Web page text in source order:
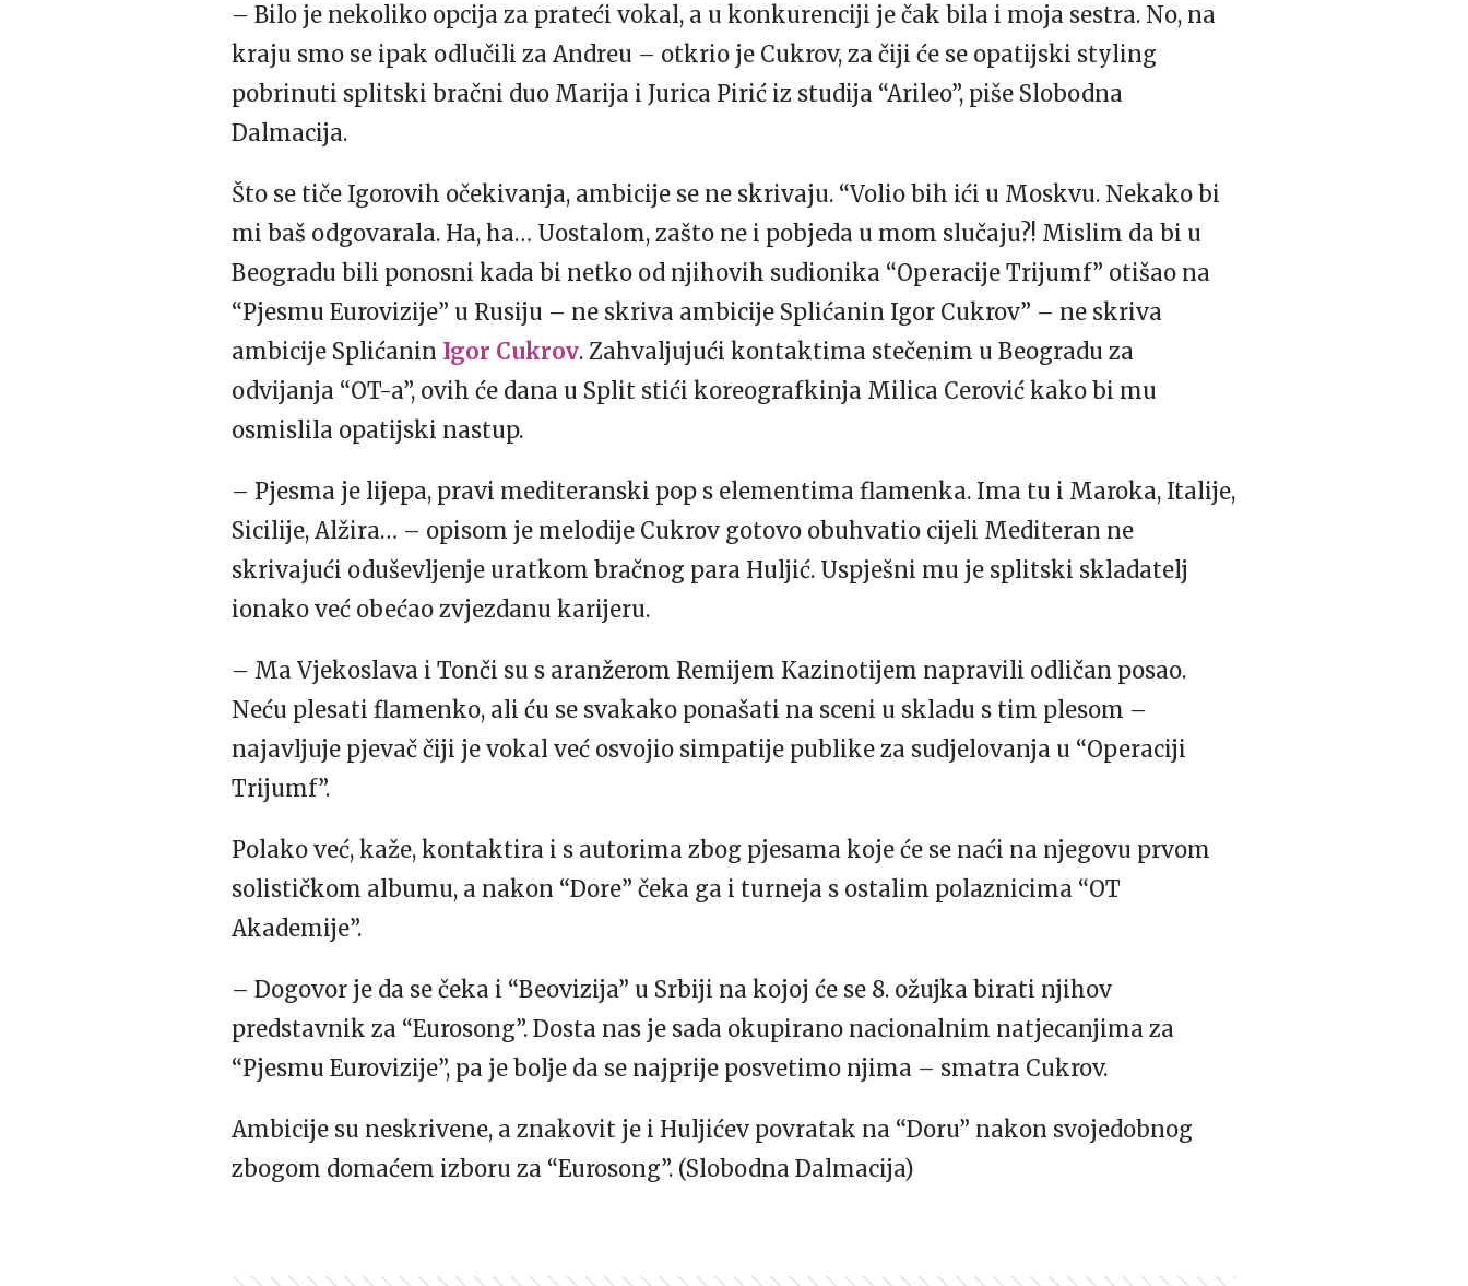
– Bilo je nekoliko opcija za prateći vokal, a u konkurenciji je čak bila i moja sestra. No, na
kraju smo se ipak odlučili za Andreu – otkrio je Cukrov, za čiji će se opatijski styling
pobrinuti splitski bračni duo Marija i Jurica Pirić iz studija “Arileo”, piše Slobodna
Dalmacija.
Što se tiče Igorovih očekivanja, ambicije se ne skrivaju. “Volio bih ići u Moskvu. Nekako bi
mi baš odgovarala. Ha, ha… Uostalom, zašto ne i pobjeda u mom slučaju?! Mislim da bi u
Beogradu bili ponosni kada bi netko od njihovih sudionika “Operacije Trijumf” otišao na
“Pjesmu Eurovizije” u Rusiju – ne skriva ambicije Splićanin Igor Cukrov” – ne skriva
ambicije Splićanin Igor Cukrov. Zahvaljujući kontaktima stečenim u Beogradu za
odvijanja “OT-a”, ovih će dana u Split stići koreografkinja Milica Cerović kako bi mu
osmislila opatijski nastup.
– Pjesma je lijepa, pravi mediteranski pop s elementima flamenka. Ima tu i Maroka, Italije,
Sicilije, Alžira… – opisom je melodije Cukrov gotovo obuhvatio cijeli Mediteran ne
skrivajući oduševljenje uratkom bračnog para Huljić. Uspješni mu je splitski skladatelj
ionako već obećao zvjezdanu karijeru.
– Ma Vjekoslava i Tonči su s aranžerom Remijem Kazinotijem napravili odličan posao.
Neću plesati flamenko, ali ću se svakako ponašati na sceni u skladu s tim plesom –
najavljuje pjevač čiji je vokal već osvojio simpatije publike za sudjelovanja u “Operaciji
Trijumf”.
Polako već, kaže, kontaktira i s autorima zbog pjesama koje će se naći na njegovu prvom
solističkom albumu, a nakon “Dore” čeka ga i turneja s ostalim polaznicima “OT
Akademije”.
– Dogovor je da se čeka i “Beovizija” u Srbiji na kojoj će se 8. ožujka birati njihov
predstavnik za “Eurosong”. Dosta nas je sada okupirano nacionalnim natjecanjima za
“Pjesmu Eurovizije”, pa je bolje da se najprije posvetimo njima – smatra Cukrov.
Ambicije su neskrivene, a znakovit je i Huljićev povratak na “Doru” nakon svojedobnog
zbogom domaćem izboru za “Eurosong”. (Slobodna Dalmacija)